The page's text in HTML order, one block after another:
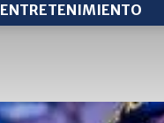
ENTRETENIMIENTO